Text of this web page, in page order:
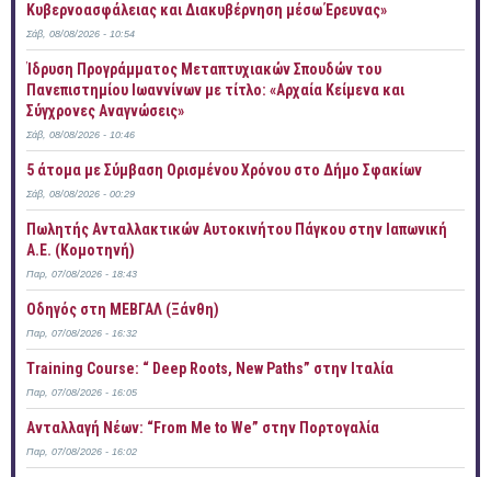
Κυβερνοασφάλειας και Διακυβέρνηση μέσω Έρευνας»
Σάβ, 08/08/2026 - 10:54
Ίδρυση Προγράμματος Μεταπτυχιακών Σπουδών του
Πανεπιστημίου Ιωαννίνων με τίτλο: «Αρχαία Κείμενα και
Σύγχρονες Αναγνώσεις»
Σάβ, 08/08/2026 - 10:46
5 άτομα με Σύμβαση Ορισμένου Χρόνου στο Δήμο Σφακίων
Σάβ, 08/08/2026 - 00:29
Πωλητής Ανταλλακτικών Αυτοκινήτου Πάγκου στην Ιαπωνική
Α.Ε. (Κομοτηνή)
Παρ, 07/08/2026 - 18:43
Οδηγός στη ΜΕΒΓΑΛ (Ξάνθη)
Παρ, 07/08/2026 - 16:32
Training Course: “ Deep Roots, New Paths” στην Ιταλία
Παρ, 07/08/2026 - 16:05
Ανταλλαγή Νέων: “From Me to We” στην Πορτογαλία
Παρ, 07/08/2026 - 16:02